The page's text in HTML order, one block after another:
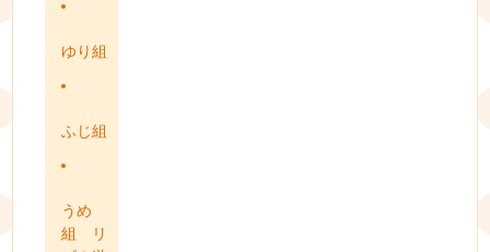
ゆり組
ふじ組
うめ
組 リ